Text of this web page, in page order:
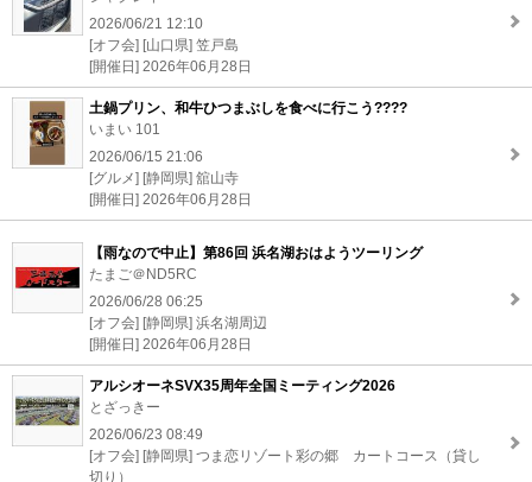
2026/06/21 12:10
[オフ会] [山口県] 笠戸島
[開催日] 2026年06月28日
土鍋プリン、和牛ひつまぶしを食べに行こう????
いまい 101
2026/06/15 21:06
[グルメ] [静岡県] 舘山寺
[開催日] 2026年06月28日
【雨なので中止】第86回 浜名湖おはようツーリング
たまご＠ND5RC
2026/06/28 06:25
[オフ会] [静岡県] 浜名湖周辺
[開催日] 2026年06月28日
アルシオーネSVX35周年全国ミーティング2026
とざっきー
2026/06/23 08:49
[オフ会] [静岡県] つま恋リゾート彩の郷 カートコース（貸し
切り）